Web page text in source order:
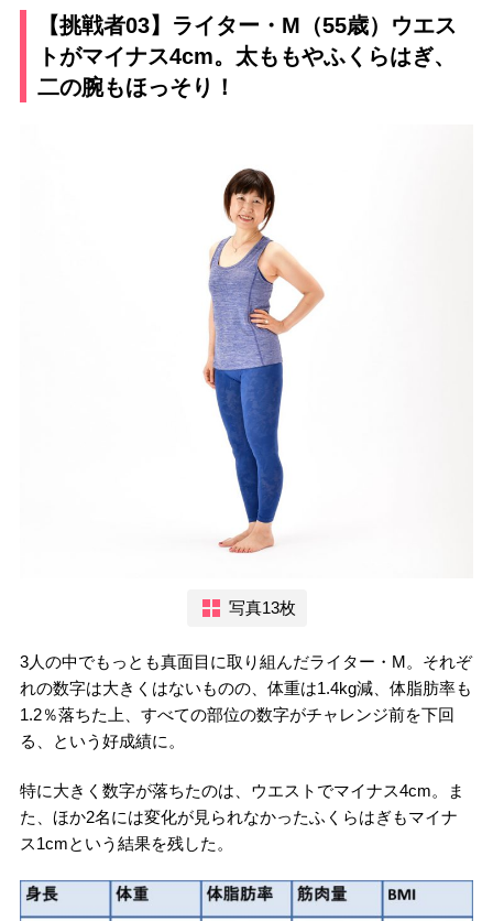
【挑戦者03】ライター・M（55歳）ウエス
トがマイナス4cm。太ももやふくらはぎ、
二の腕もほっそり！
写真13枚
3人の中でもっとも真面目に取り組んだライター・M。それぞ
れの数字は大きくはないものの、体重は1.4kg減、体脂肪率も
1.2％落ちた上、すべての部位の数字がチャレンジ前を下回
る、という好成績に。
特に大きく数字が落ちたのは、ウエストでマイナス4cm。ま
た、ほか2名には変化が見られなかったふくらはぎもマイナ
ス1cmという結果を残した。